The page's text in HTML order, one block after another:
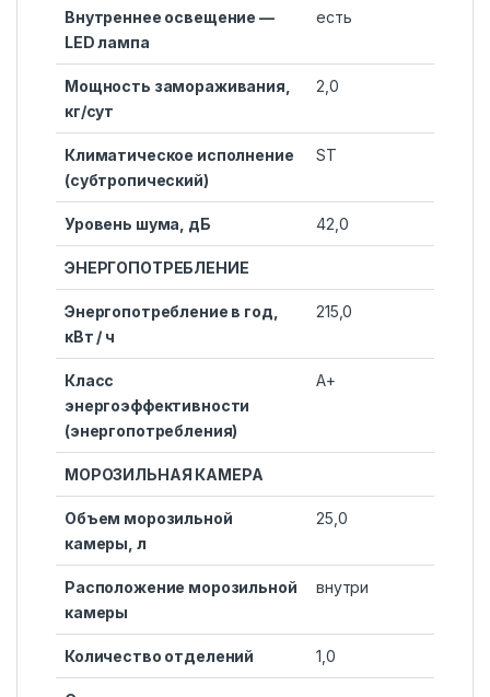
Внутреннее освещение —
LED лампа
есть
Мощность замораживания,
кг/сут
2,0
Климатическое исполнение
(субтропический)
ST
Уровень шума, дБ 42,0
ЭНЕРГОПОТРЕБЛЕНИЕ
Энергопотребление в год,
кВт / ч
215,0
Класс
энергоэффективности
(энергопотребления)
A+
МОРОЗИЛЬНАЯ КАМЕРА
Объем морозильной
камеры, л
25,0
Расположение морозильной
камеры
внутри
Количество отделений 1,0